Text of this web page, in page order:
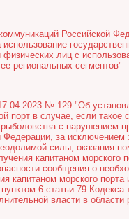
Российской
лиц с
региональных сегментов"
№ 129 "Об
порт в случае, если такое
с нарушением
за исключением
силы, оказания
капитаном морского
сообщения о
капитаном морского
6 статьи 79 Кодекса
власти в области